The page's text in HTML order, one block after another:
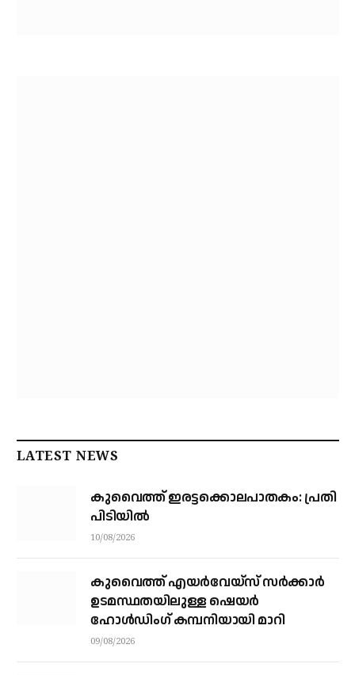
LATEST NEWS
കുവൈത്ത് ഇരട്ടക്കൊലപാതകം: പ്രതി
പിടിയിൽ
10/08/2026
കുവൈത്ത് എയര്‍വേയ്‌സ് സര്‍ക്കാര്‍
ഉടമസ്ഥതയിലുള്ള ഷെയര്‍
ഹോള്‍ഡിംഗ് കമ്പനിയായി മാറി
09/08/2026